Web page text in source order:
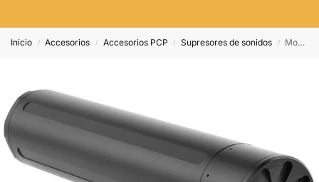
Inicio / Accesorios / Accesorios PCP / Supresores de sonidos / Moderador DonnyFL Shogun 1/2 UNF